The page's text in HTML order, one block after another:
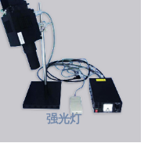
强光灯